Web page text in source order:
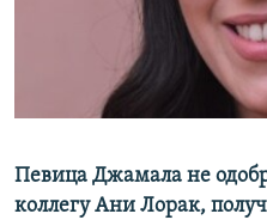
ПОБЕДИТЕЛЕЙ НЕ СУДЯТ?
КРЫМ.НЕПОКОРЕННЫЙ
ПРИСОЕДИНЯЙТЕСЬ!
Все сайты RFE/RL
Певица Джамала не
коллегу Ани Лорак,